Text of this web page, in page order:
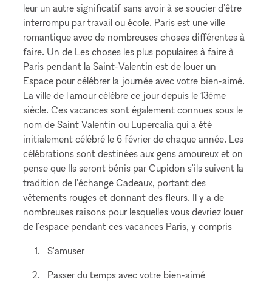
leur un autre significatif sans avoir à se soucier d'être
interrompu par travail ou école. Paris est une ville
romantique avec de nombreuses choses différentes à
faire. Un de Les choses les plus populaires à faire à
Paris pendant la Saint-Valentin est de louer un
Espace pour célébrer la journée avec votre bien-aimé.
La ville de l'amour célèbre ce jour depuis le 13ème
siècle. Ces vacances sont également connues sous le
nom de Saint Valentin ou Lupercalia qui a été
initialement célébré le 6 février de chaque année. Les
célébrations sont destinées aux gens amoureux et on
pense que Ils seront bénis par Cupidon s'ils suivent la
tradition de l'échange Cadeaux, portant des
vêtements rouges et donnant des fleurs. Il y a de
nombreuses raisons pour lesquelles vous devriez louer
de l'espace pendant ces vacances Paris, y compris
S'amuser
Passer du temps avec votre bien-aimé